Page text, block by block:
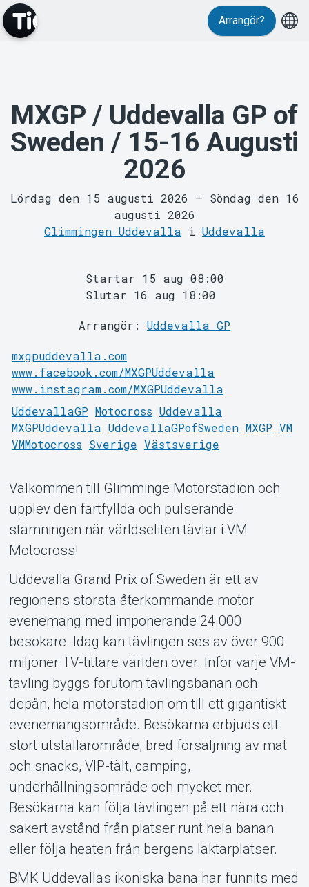
Evenemang
MyTickster
Support
Om Tickster
Arrangör?
MXGP / Uddevalla GP of
Sweden / 15-16 Augusti
2026
Lördag den 15 augusti 2026 – Söndag den 16
augusti 2026
Glimmingen Uddevalla i Uddevalla
Startar 15 aug 08:00
Slutar 16 aug 18:00
Arrangör: Uddevalla GP
mxgpuddevalla.com
www.facebook.com/MXGPUddevalla
www.instagram.com/MXGPUddevalla
UddevallaGP Motocross Uddevalla
MXGPUddevalla UddevallaGPofSweden MXGP VM
VMMotocross Sverige Västsverige
Välkommen till Glimminge Motorstadion och
upplev den fartfyllda och pulserande
stämningen när världseliten tävlar i VM
Motocross!
Uddevalla Grand Prix of Sweden är ett av
regionens största återkommande motor
evenemang med imponerande 24.000
besökare. Idag kan tävlingen ses av över 900
miljoner TV-tittare världen över. Inför varje VM-
tävling byggs förutom tävlingsbanan och
depån, hela motorstadion om till ett gigantiskt
evenemangsområde. Besökarna erbjuds ett
stort utställarområde, bred försäljning av mat
och snacks, VIP-tält, camping,
underhållningsområde och mycket mer.
Besökarna kan följa tävlingen på ett nära och
säkert avstånd från platser runt hela banan
eller följa heaten från bergens läktarplatser.
BMK Uddevallas ikoniska bana har funnits med